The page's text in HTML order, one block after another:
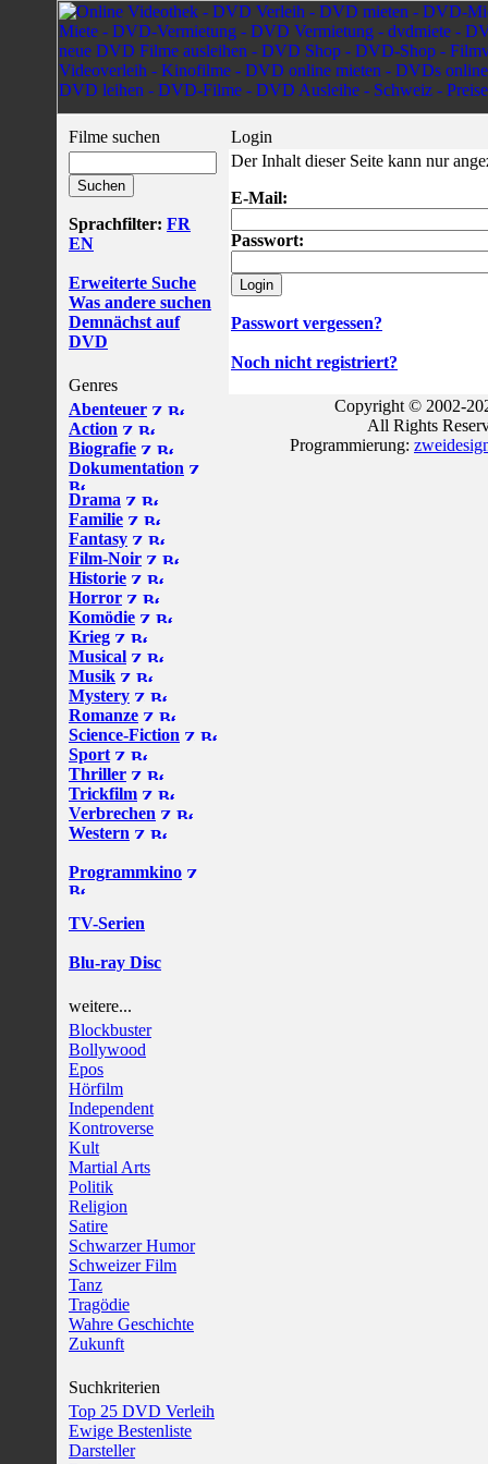
Filme suchen
Sprachfilter: FR
EN
Erweiterte Suche
Was andere suchen
Demnächst auf
DVD
Genres
Abenteuer
Action
Biografie
Dokumentation
Drama
Familie
Fantasy
Film-Noir
Historie
Horror
Komödie
Krieg
Musical
Musik
Mystery
Romanze
Science-Fiction
Sport
Thriller
Trickfilm
Verbrechen
Western
Programmkino
TV-Serien
Blu-ray Disc
weitere...
Blockbuster
Bollywood
Epos
Hörfilm
Independent
Kontroverse
Kult
Martial Arts
Politik
Religion
Satire
Schwarzer Humor
Schweizer Film
Tanz
Tragödie
Wahre Geschichte
Zukunft
Suchkriterien
Top 25 DVD Verleih
Ewige Bestenliste
Darsteller
Login
Der Inhalt dieser Seite kann nur
E-Mail:
Passwort:
Passwort vergessen?
Noch nicht registriert?
Copyright © 2002-
All Rights
Programmierung: